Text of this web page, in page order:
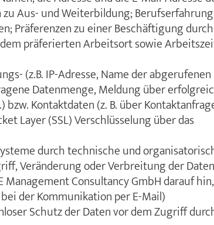
Aus- und Weiterbildung;
Präferenzen zu einer Beschäftigung durch
präferierten Arbeitsort sowie
(z.B. IP-Adresse, Name der abgerufenen
Datenmenge, Meldung über
Kontaktdaten (z. B. über
Layer (SSL) Verschlüsselung über das
durch technische und
Veränderung oder Verbreitung der Daten
Consultancy GmbH darauf hin,
der Kommunikation per E-Mail)
Schutz der Daten vor dem Zugriff